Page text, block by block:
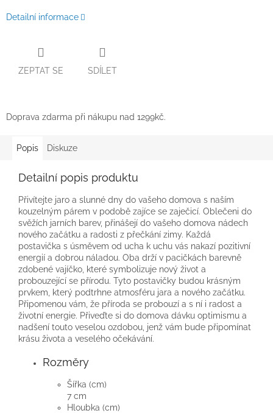
Detailní informace
ZEPTAT SE SDÍLET
Doprava zdarma při nákupu nad 1299kč.
Popis Diskuze
Detailní popis produktu
Přivítejte jaro a slunné dny do vašeho domova s naším
kouzelným párem v podobě zajíce se zaječicí. Oblečeni do
svěžích jarních barev, přinášejí do vašeho domova nádech
nového začátku a radosti z přečkání zimy. Každá
postavička s úsměvem od ucha k uchu vás nakazí pozitivní
energií a dobrou náladou. Oba drží v pacičkách barevně
zdobené vajíčko, které symbolizuje nový život a
probouzející se přírodu. Tyto postavičky budou krásným
prvkem, který podtrhne atmosféru jara a nového začátku.
Připomenou vám, že příroda se probouzí a s ní i radost a
životní energie. Přiveďte si do domova dávku optimismu a
nadšení touto veselou ozdobou, jenž vám bude připomínat
krásu života a veselého očekávání.
Rozměry
Šířka (cm)
7 cm
Hloubka (cm)